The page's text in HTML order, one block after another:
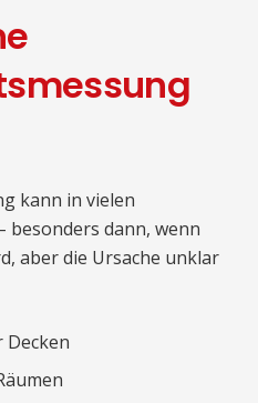
kann in vielen
besonders dann, wenn
aber die Ursache unklar
Decken